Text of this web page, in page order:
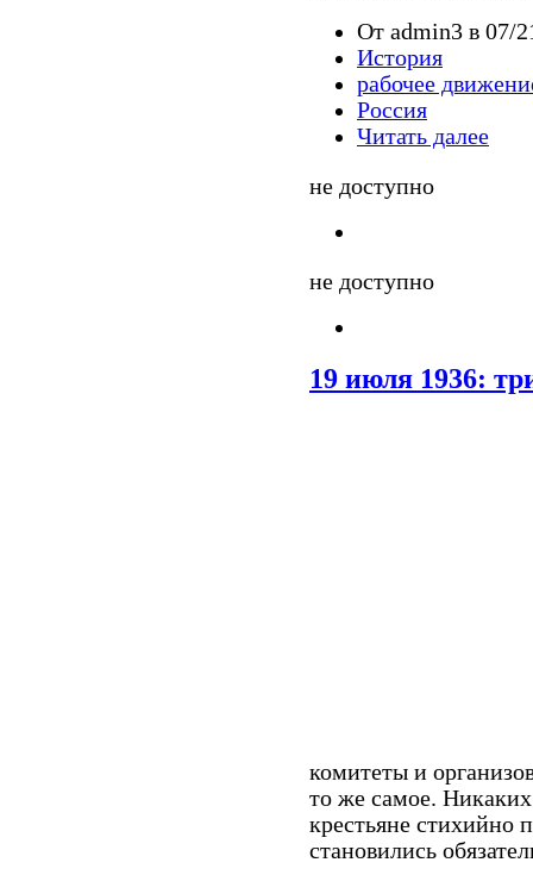
От admin3 в 07/
История
рабочее
Россия
Читать далее
не доступно
не доступно
19 июля 1936:
комитеты и
то же самое.
крестьяне стихийно
становились